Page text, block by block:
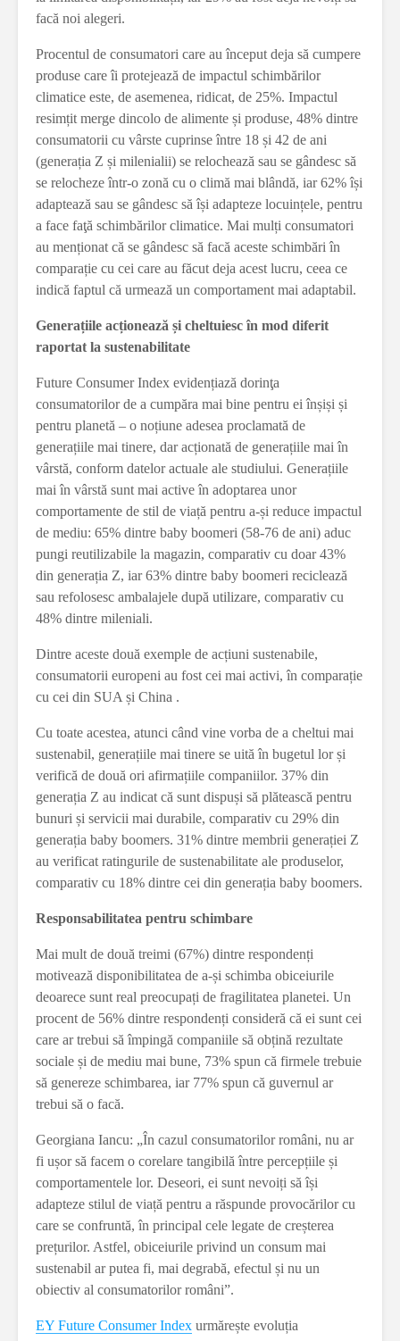
facă noi alegeri.
Procentul de consumatori care au început deja să cumpere
produse care îi protejează de impactul schimbărilor
climatice este, de asemenea, ridicat, de 25%. Impactul
resimțit merge dincolo de alimente și produse, 48% dintre
consumatorii cu vârste cuprinse între 18 și 42 de ani
(generația Z și milenialii) se relochează sau se gândesc să
se relocheze într-o zonă cu o climă mai blândă, iar 62% își
adaptează sau se gândesc să își adapteze locuințele, pentru
a face faţă schimbărilor climatice. Mai mulți consumatori
au menționat că se gândesc să facă aceste schimbări în
comparație cu cei care au făcut deja acest lucru, ceea ce
indică faptul că urmează un comportament mai adaptabil.
Generațiile acționează și cheltuiesc în mod diferit
raportat la sustenabilitate
Future Consumer Index evidențiază dorinţa
consumatorilor de a cumpăra mai bine pentru ei înșiși și
pentru planetă – o noțiune adesea proclamată de
generațiile mai tinere, dar acționată de generațiile mai în
vârstă, conform datelor actuale ale studiului. Generațiile
mai în vârstă sunt mai active în adoptarea unor
comportamente de stil de viață pentru a-și reduce impactul
de mediu: 65% dintre baby boomeri (58-76 de ani) aduc
pungi reutilizabile la magazin, comparativ cu doar 43%
din generația Z, iar 63% dintre baby boomeri reciclează
sau refolosesc ambalajele după utilizare, comparativ cu
48% dintre mileniali.
Dintre aceste două exemple de acțiuni sustenabile,
consumatorii europeni au fost cei mai activi, în comparație
cu cei din SUA și China .
Cu toate acestea, atunci când vine vorba de a cheltui mai
sustenabil, generațiile mai tinere se uită în bugetul lor și
verifică de două ori afirmațiile companiilor. 37% din
generația Z au indicat că sunt dispuși să plătească pentru
bunuri și servicii mai durabile, comparativ cu 29% din
generația baby boomers. 31% dintre membrii generației Z
au verificat ratingurile de sustenabilitate ale produselor,
comparativ cu 18% dintre cei din generația baby boomers.
Responsabilitatea pentru schimbare
Mai mult de două treimi (67%) dintre respondenți
motivează disponibilitatea de a-și schimba obiceiurile
deoarece sunt real preocupați de fragilitatea planetei. Un
procent de 56% dintre respondenți consideră că ei sunt cei
care ar trebui să împingă companiile să obțină rezultate
sociale și de mediu mai bune, 73% spun că firmele trebuie
să genereze schimbarea, iar 77% spun că guvernul ar
trebui să o facă.
Georgiana Iancu: „În cazul consumatorilor români, nu ar
fi ușor să facem o corelare tangibilă între percepțiile și
comportamentele lor. Deseori, ei sunt nevoiți să își
adapteze stilul de viață pentru a răspunde provocărilor cu
care se confruntă, în principal cele legate de creșterea
prețurilor. Astfel, obiceiurile privind un consum mai
sustenabil ar putea fi, mai degrabă, efectul și nu un
obiectiv al consumatorilor români”.
EY Future Consumer Index urmărește evoluția